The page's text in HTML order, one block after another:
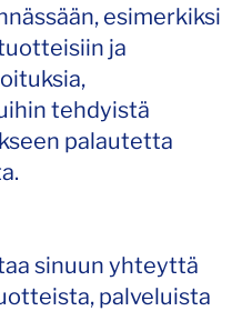
esimerkiksi
ja
tehdyistä
palautetta
sinuun yhteyttä
palveluista